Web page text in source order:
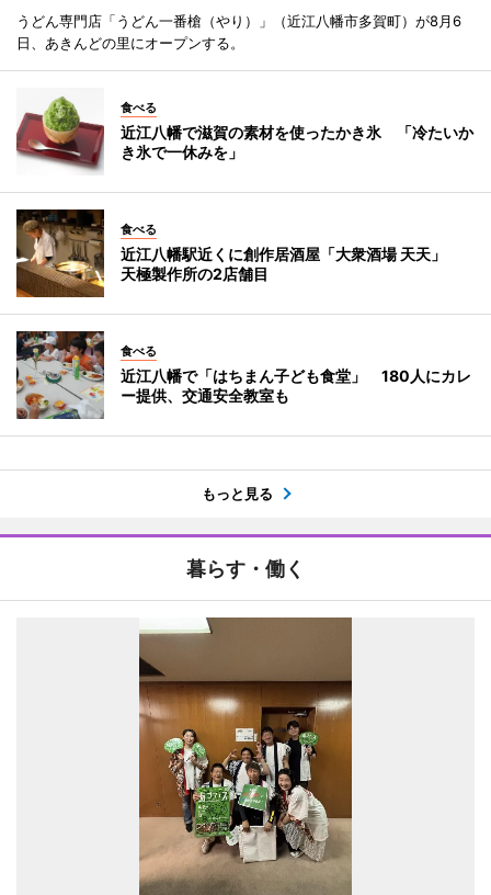
うどん専門店「うどん一番槍（やり）」（近江八幡市多賀町）が8月6
日、あきんどの里にオープンする。
食べる
近江八幡で滋賀の素材を使ったかき氷 「冷たいか
き氷で一休みを」
食べる
近江八幡駅近くに創作居酒屋「大衆酒場 天天」
天極製作所の2店舗目
食べる
近江八幡で「はちまん子ども食堂」 180人にカレ
ー提供、交通安全教室も
もっと見る
暮らす・働く